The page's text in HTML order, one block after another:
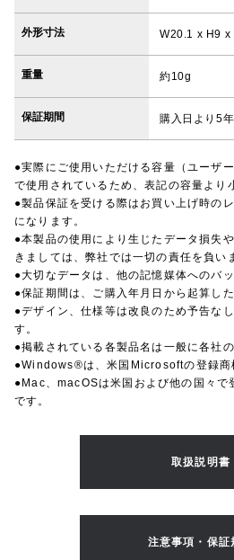
外形寸法 W20.1 x H9 x
重量 約10g
保証期間 購入日より5
●実際にご使用いただける容量（ユーザ
で使用されているため、表記の容量より
●製品保証を受ける際はお買い上げ時の
になります。
●本製品の使用により生じたデータ損失
きましては、弊社では一切の責任を負い
●大切なデータは、他の記憶媒体へのバ
●保証期間は、ご購入年月日から起算し
●デザイン、仕様等は改良のため予告な
す。
●掲載されている各製品名は一般に各社
●Windows®は、米国Microsoftの登録商
●Mac、macOSは米国および他の国々
です。
取扱説明書
注意事項・保証